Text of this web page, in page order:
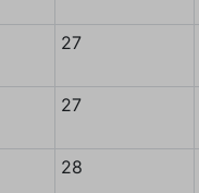
27
27
28